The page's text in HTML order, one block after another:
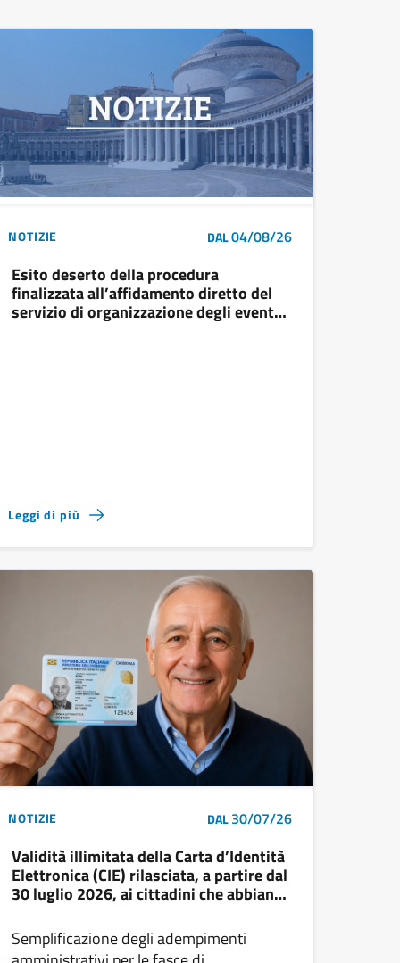
NOTIZIE DAL04/08/26
Esito deserto della procedura
finalizzata all’affidamento diretto del
servizio di organizzazione degli eventi
Leggi di più
NOTIZIE DAL30/07/26
Validità illimitata della Carta d’Identità
Elettronica (CIE) rilasciata, a partire dal
30 luglio 2026, ai cittadini che abbiano
Semplificazione degli adempimenti